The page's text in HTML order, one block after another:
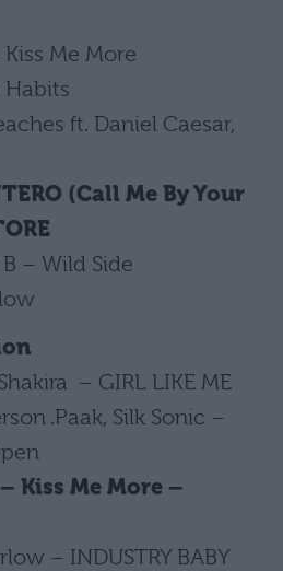
Me More
Habits
ft. Daniel Caesar,
(Call Me By Your
– Wild Side
– GIRL LIKE ME
.Paak, Silk Sonic –
Kiss Me More –
– INDUSTRY BABY